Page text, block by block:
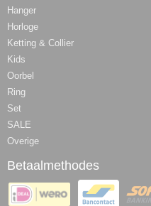
Hanger
Horloge
Ketting & Collier
Kids
Oorbel
Ring
Set
SALE
Overige
Betaalmethodes